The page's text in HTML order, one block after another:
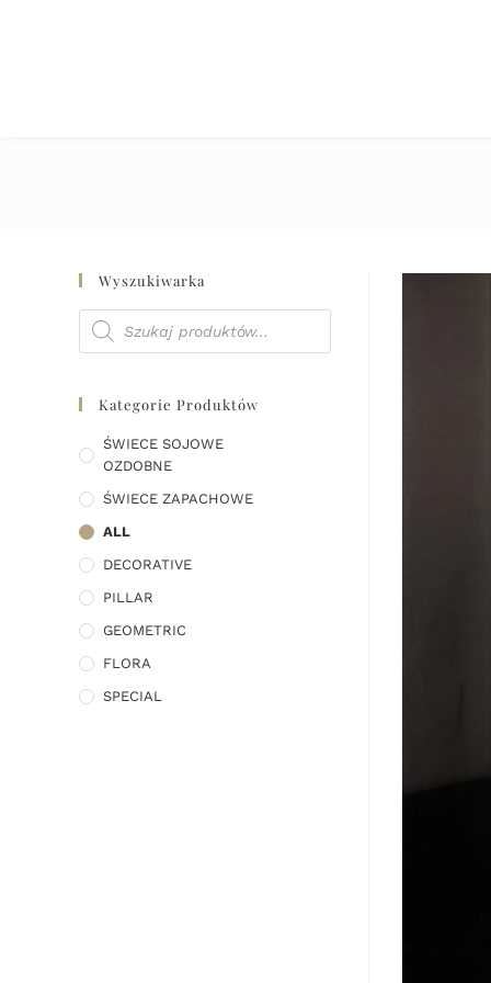
Wyszukiwarka
Kategorie Produktów
ŚWIECE SOJOWE
OZDOBNE
ŚWIECE ZAPACHOWE
ALL
DECORATIVE
PILLAR
GEOMETRIC
FLORA
SPECIAL